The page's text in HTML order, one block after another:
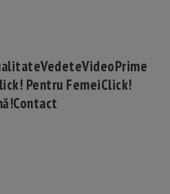
VedeteVideoPrime
Pentru FemeiClick!
Contact